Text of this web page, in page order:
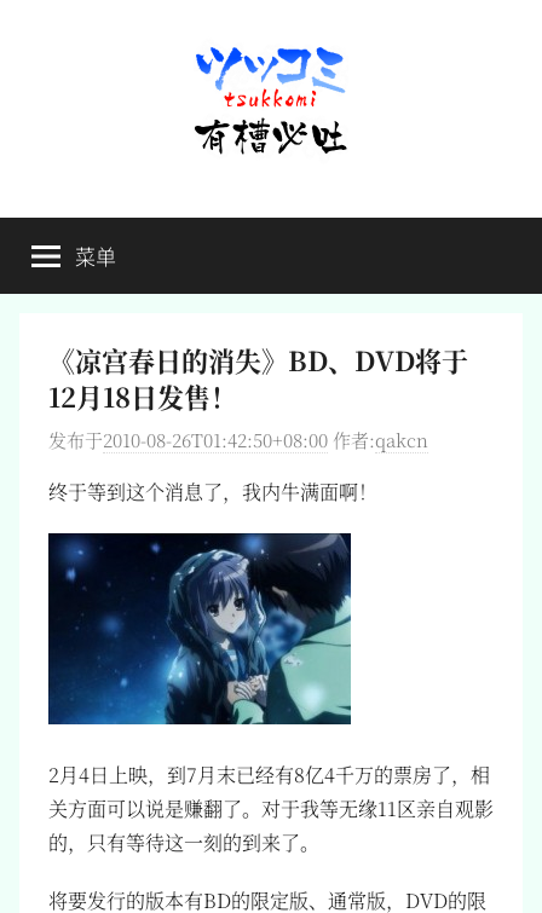
有
槽
吐
槽，
毋
菜单
《凉宫春日的消失》BD、DVD将于
12月18日发售！
发布于2010-08-26T01:42:50+08:00 作者:qakcn
终于等到这个消息了，我内牛满面啊！
2月4日上映，到7月末已经有8亿4千万的票房了，相
关方面可以说是赚翻了。对于我等无缘11区亲自观影
的，只有等待这一刻的到来了。
将要发行的版本有BD的限定版、通常版，DVD的限